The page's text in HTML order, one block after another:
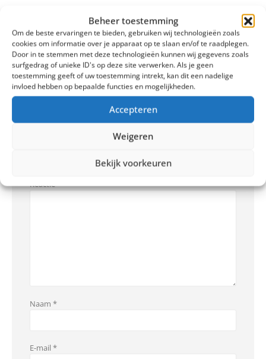
Beheer toestemming
Om de beste ervaringen te bieden, gebruiken wij technologieën zoals
cookies om informatie over je apparaat op te slaan en/of te raadplegen.
Door in te stemmen met deze technologieën kunnen wij gegevens zoals
surfgedrag of unieke ID's op deze site verwerken. Als je geen
toestemming geeft of uw toestemming intrekt, kan dit een nadelige
invloed hebben op bepaalde functies en mogelijkheden.
Accepteren
Weigeren
Bekijk voorkeuren
Share this post
Reactie*
Naam *
E-mail *